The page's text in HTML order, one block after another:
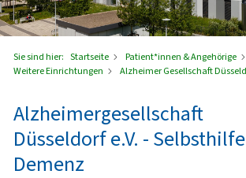
Sie sind hier: Startseite
Patient*innen & Angehörige
Weitere Einrichtungen
Alzheimer Gesellschaft
Alzheimergesellschaft
Düsseldorf e.V. - Selbsthilfe
Demenz